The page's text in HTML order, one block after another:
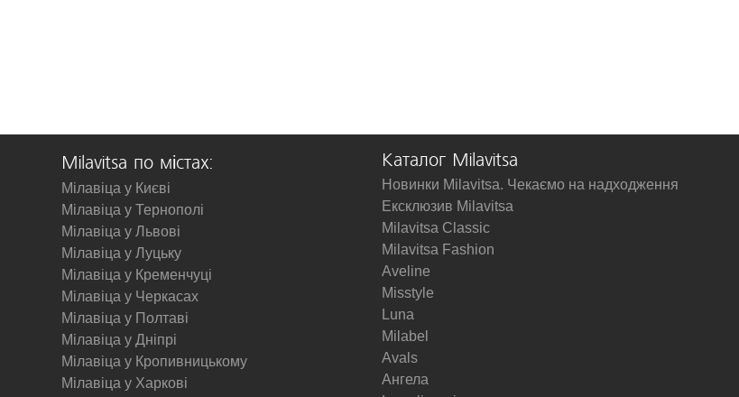
Milavitsa по містах:
Мілавіца у Києві
Мілавіца у Тернополі
Мілавіца у Львові
Мілавіца у Луцьку
Мілавіца у Кременчуці
Мілавіца у Черкасах
Мілавіца у Полтаві
Мілавіца у Дніпрі
Мілавіца у Кропивницькому
Мілавіца у Харкові
Каталог Milavitsa
Новинки Milavitsa. Чекаємо на надходження
Ексклюзив Milavitsa
Milavitsa Classic
Milavitsa Fashion
Aveline
Misstyle
Luna
Milabel
Avals
Ангела